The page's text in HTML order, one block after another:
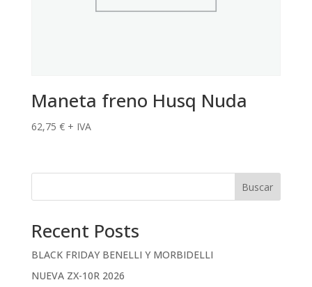
Maneta freno Husq Nuda
62,75 € + IVA
Buscar
Recent Posts
BLACK FRIDAY BENELLI Y MORBIDELLI
NUEVA ZX-10R 2026